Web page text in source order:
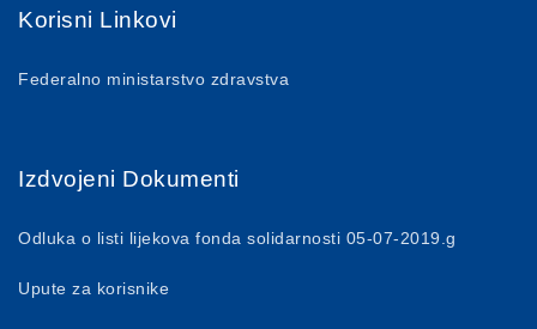
Korisni Linkovi
Federalno ministarstvo zdravstva
Izdvojeni Dokumenti
Odluka o listi lijekova fonda solidarnosti 05-07-2019.g
Upute za korisnike